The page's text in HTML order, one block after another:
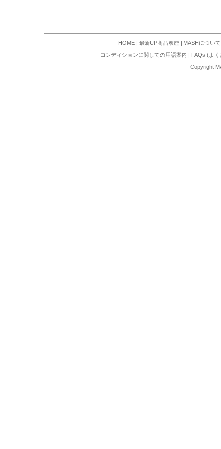
HOME | 最新UP商品履歴 | MASHについて
コンディションに関しての用語案内 | FAQs (よ
Copyright